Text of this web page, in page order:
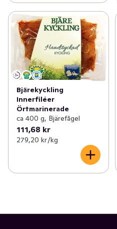
Bjärekyckling
Innerfiléer
Örtmarinerade
ca 400 g, Bjärefågel
111,68 kr
279,20 kr /kg